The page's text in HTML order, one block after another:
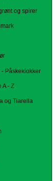
og spirer
Påskeklokker
A - Z
og Tiarella